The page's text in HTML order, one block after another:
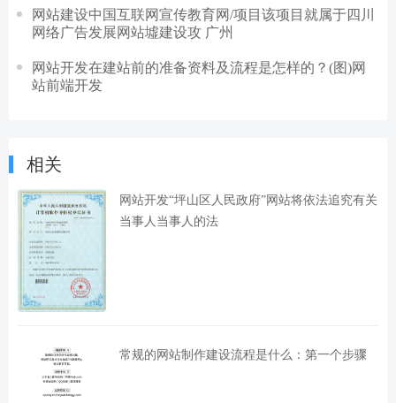
网站建设中国互联网宣传教育网/项目该项目就属于四川
网络广告发展网站墟建设攻 广州
网站开发在建站前的准备资料及流程是怎样的？(图)网
站前端开发
相关
网站开发“坪山区人民政府”网站将依法追究有关
当事人当事人的法
常规的网站制作建设流程是什么：第一个步骤